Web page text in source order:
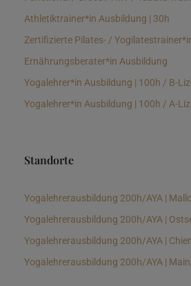
Athletiktrainer*in Ausbildung | 30h
Zertifizierte Pilates- /
Ernährungsberater*in Ausbildung
Yogalehrer*in Ausbildung | 100h / B-
Yogalehrer*in Ausbildung | 100h / A-
Standorte
Yogalehrerausbildung 200h/AYA |
Yogalehrerausbildung 200h/AYA |
Yogalehrerausbildung 200h/AYA |
Yogalehrerausbildung 200h/AYA |